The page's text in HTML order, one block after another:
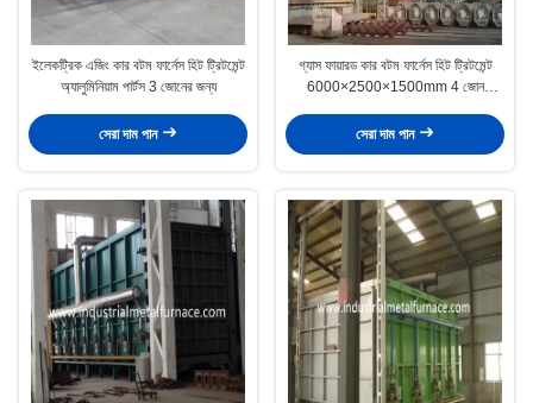
ইলেকট্রিক এজিং কার বটম ফার্নেস হিট ট্রিটমেন্ট
অ্যালুমিনিয়াম পার্টস 3 জোনের জন্য
সেরা দাম পান
গ্যাস ফায়ারড কার বটম ফার্নেস হিট ট্রিটমেন্ট
6000×2500×1500mm 4 জোন
সেরা দাম পান